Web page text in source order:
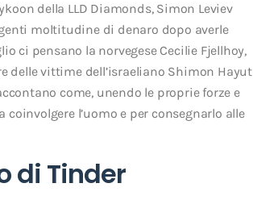
della LLD Diamonds, Simon Leviev
moltitudine di denaro dopo averle
ci pensano la norvegese Cecilie Fjellhoy,
delle vittime dell’israeliano Shimon Hayut
come, unendo le proprie forze e
l’uomo e per consegnarlo alle
di Tinder